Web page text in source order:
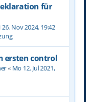
für
26. Nov 2024, 19:42
ersten control
« Mo 12. Jul 2021,